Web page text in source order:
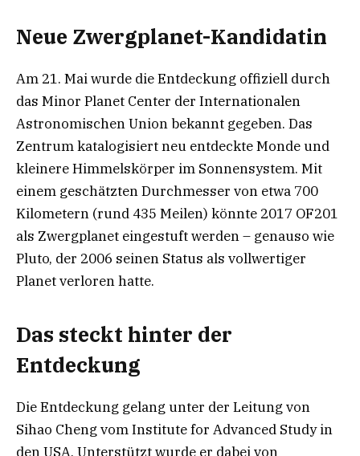
Neue Zwergplanet-Kandidatin
Am 21. Mai wurde die Entdeckung offiziell durch
das Minor Planet Center der Internationalen
Astronomischen Union bekannt gegeben. Das
Zentrum katalogisiert neu entdeckte Monde und
kleinere Himmelskörper im Sonnensystem. Mit
einem geschätzten Durchmesser von etwa 700
Kilometern (rund 435 Meilen) könnte 2017 OF201
als Zwergplanet eingestuft werden – genauso wie
Pluto, der 2006 seinen Status als vollwertiger
Planet verloren hatte.
Das steckt hinter der
Entdeckung
Die Entdeckung gelang unter der Leitung von
Sihao Cheng vom Institute for Advanced Study in
den USA. Unterstützt wurde er dabei von